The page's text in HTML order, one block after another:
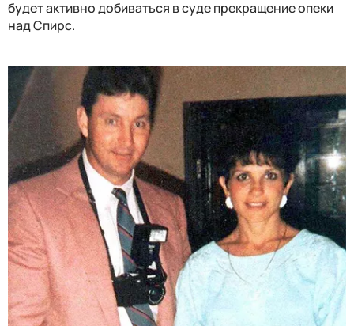
будет активно добиваться в суде прекращение опеки
над Спирс.